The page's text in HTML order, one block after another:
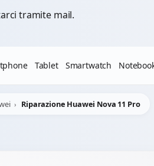
tramite mail.
Tablet Smartwatch Notebook
Riparazione Huawei Nova 11 Pro